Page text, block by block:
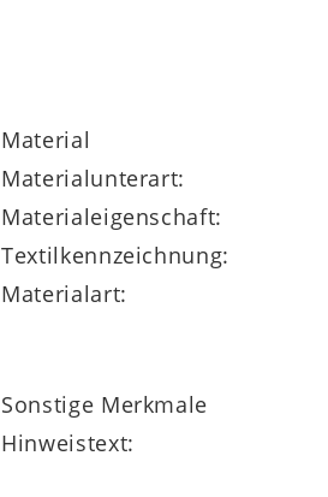
Material
Materialunterart:
Materialeigenschaft:
Textilkennzeichnung:
Materialart:
Sonstige Merkmale
Hinweistext: